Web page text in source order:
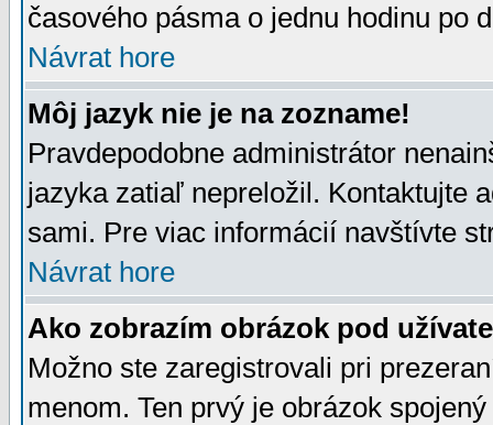
časového pásma o jednu hodinu po
Návrat hore
Môj jazyk nie je na zozname!
Pravdepodobne administrátor
jazyka zatiaľ nepreložil. Kontaktujte
sami. Pre viac informácií navštívte
Návrat hore
Ako zobrazím obrázok pod
Možno ste zaregistrovali pri
menom. Ten prvý je obrázok